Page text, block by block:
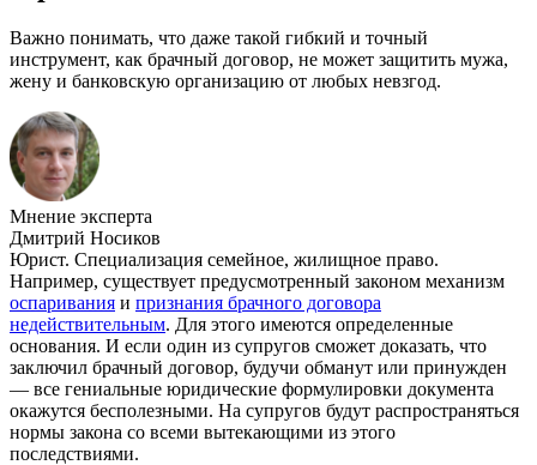
Важно понимать, что даже такой гибкий и точный
инструмент, как брачный договор, не может защитить мужа,
жену и банковскую организацию от любых невзгод.
Мнение эксперта
Дмитрий Носиков
Юрист. Специализация семейное, жилищное право.
Например, существует предусмотренный законом механизм
оспаривания и признания брачного договора
недействительным. Для этого имеются определенные
основания. И если один из супругов сможет доказать, что
заключил брачный договор, будучи обманут или принужден
— все гениальные юридические формулировки документа
окажутся бесполезными. На супругов будут распространяться
нормы закона со всеми вытекающими из этого
последствиями.